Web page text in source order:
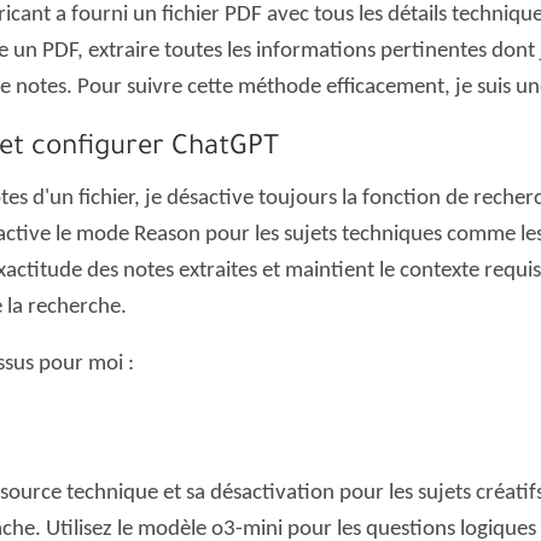
a fourni un fichier PDF avec tous les détails
un PDF, extraire toutes les informations pertinentes
Pour suivre cette méthode efficacement, je suis
configurer ChatGPT
d'un fichier, je désactive toujours la fonction de
le mode Reason pour les sujets techniques comme
des notes extraites et maintient le contexte
recherche.
pour moi :
technique et sa désactivation pour les sujets
Utilisez le modèle o3-mini pour les questions